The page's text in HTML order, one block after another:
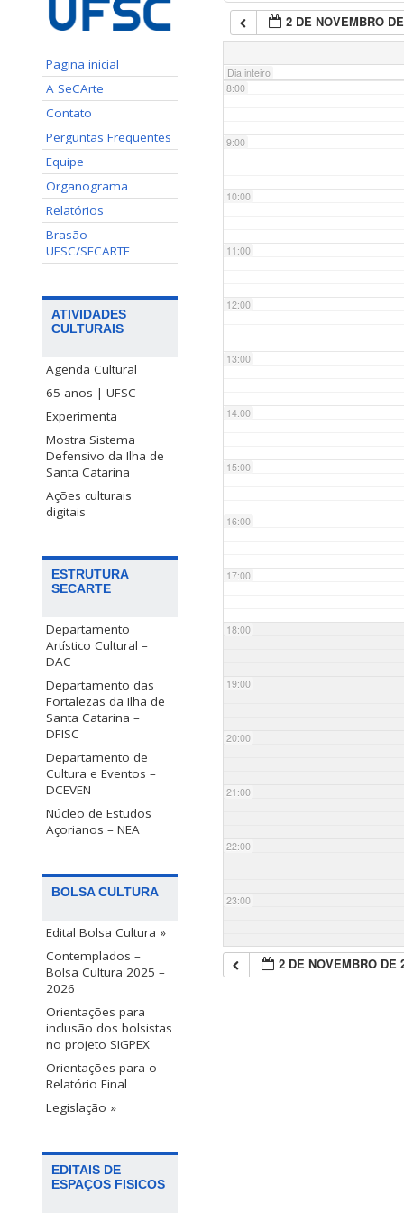
Pagina inicial
A SeCArte
Contato
Perguntas Frequentes
Equipe
Organograma
Relatórios
Brasão
UFSC/SECARTE
ATIVIDADES
CULTURAIS
Agenda Cultural
65 anos | UFSC
Experimenta
Mostra Sistema
Defensivo da Ilha de
Santa Catarina
Ações culturais
digitais
ESTRUTURA
SECARTE
Departamento
Artístico Cultural –
DAC
Departamento das
Fortalezas da Ilha de
Santa Catarina –
DFISC
Departamento de
Cultura e Eventos –
DCEVEN
Núcleo de Estudos
Açorianos – NEA
BOLSA CULTURA
Edital Bolsa Cultura »
Contemplados –
Bolsa Cultura 2025 –
2026
Orientações para
inclusão dos bolsistas
no projeto SIGPEX
Orientações para o
Relatório Final
Legislação »
EDITAIS DE
ESPAÇOS FISICOS
2 DE NOVEMBRO
Dia inteiro
7:00
8:00
9:00
10:00
11:00
12:00
13:00
14:00
15:00
16:00
17:00
18:00
19:00
20:00
21:00
22:00
23:00
2 DE NOVEMBRO DE